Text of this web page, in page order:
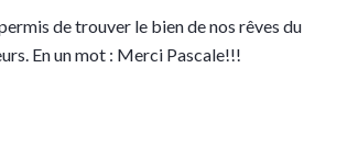
de trouver le bien de nos rêves du
En un mot : Merci Pascale!!!